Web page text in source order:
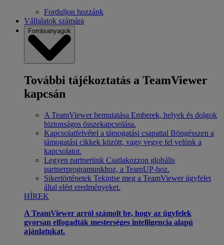
Forduljon hozzánk
Vállalatok számára
Forrásanyagok
További tájékoztatás a TeamViewer
kapcsán
A TeamViewer bemutatása Emberek, helyek és dolgok
biztonságos összekapcsolása.
Kapcsolatfelvétel a támogatási csapattal Böngésszen a
támogatási cikkek között, vagy vegye fel velünk a
kapcsolatot.
Legyen partnerünk Csatlakozzon globális
partnerprogramunkhoz, a TeamUP-hoz.
Sikertörténetek Tekintse meg a TeamViewer ügyfelei
által elért eredményeket.
HÍREK
A TeamViewer arról számolt be, hogy az ügyfelek
gyorsan elfogadták mesterséges intelligencia alapú
ajánlatukat.